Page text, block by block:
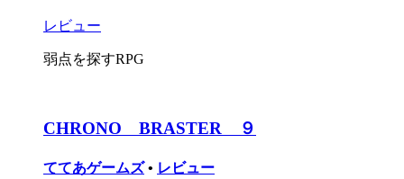
レビュー
弱点を探すRPG
CHRONO BRASTER ９
ててあゲームズ • レビュー